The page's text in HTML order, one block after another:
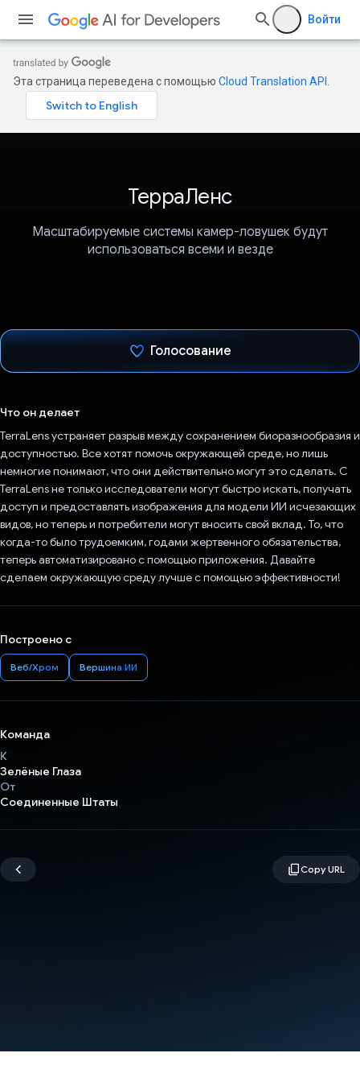
Войти
Эта страница переведена с помощью Cloud Translation API
ТерраЛенс
Масштабируемые системы камер-ловушек будут
использоваться всеми и везде
Голосование
Что он делает
TerraLens устраняет разрыв между сохранением биоразнообразия и
доступностью. Все хотят помочь окружающей среде, но лишь
немногие понимают, что они действительно могут это сделать. С
TerraLens не только исследователи могут быстро искать, получать
доступ и предоставлять изображения для модели ИИ исчезающих
видов, но теперь и потребители могут вносить свой вклад. То, что
когда-то было трудоемким, годами жертвенного обязательства,
теперь автоматизировано с помощью приложения. Давайте
сделаем окружающую среду лучше с помощью эффективности!
Построено с
Веб/Хром Вершина ИИ
Команда
К
Зелёные Глаза
От
Соединенные Штаты